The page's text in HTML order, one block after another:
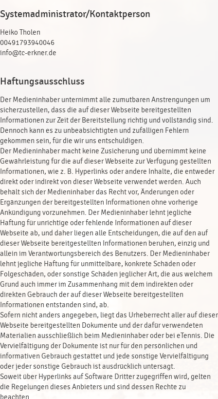
Systemadministrator/Kontaktperson
Heiko Tholen
00491793940046
info@tc-erkner.de
Haftungsausschluss
Der Medieninhaber unternimmt alle zumutbaren Anstrengungen um
sicherzustellen, dass die auf dieser Webseite bereitgestellten
Informationen zur Zeit der Bereitstellung richtig und vollständig sind.
Dennoch kann es zu unbeabsichtigten und zufälligen Fehlern
gekommen sein, für die wir uns entschuldigen.
Der Medieninhaber macht keine Zusicherung und übernimmt keine
Gewährleistung für die auf dieser Webseite zur Verfügung gestellten
Informationen, wie z. B. Hyperlinks oder andere Inhalte, die entweder
direkt oder indirekt von dieser Webseite verwendet werden. Auch
behält sich der Medieninhaber das Recht vor, Änderungen oder
Ergänzungen der bereitgestellten Informationen ohne vorherige
Ankündigung vorzunehmen. Der Medieninhaber lehnt jegliche
Haftung für unrichtige oder fehlende Informationen auf dieser
Webseite ab, und daher liegen alle Entscheidungen, die auf den auf
dieser Webseite bereitgestellten Informationen beruhen, einzig und
allein im Verantwortungsbereich des Benutzers. Der Medieninhaber
lehnt jegliche Haftung für unmittelbare, konkrete Schäden oder
Folgeschäden, oder sonstige Schäden jeglicher Art, die aus welchem
Grund auch immer im Zusammenhang mit dem indirekten oder
direkten Gebrauch der auf dieser Webseite bereitgestellten
Informationen entstanden sind, ab.
Sofern nicht anders angegeben, liegt das Urheberrecht aller auf dieser
Webseite bereitgestellten Dokumente und der dafür verwendeten
Materialien ausschließlich beim Medieninhaber oder bei eTennis. Die
Vervielfältigung der Dokumente ist nur für den persönlichen und
informativen Gebrauch gestattet und jede sonstige Vervielfältigung
oder jeder sonstige Gebrauch ist ausdrücklich untersagt.
Soweit über Hyperlinks auf Software Dritter zugegriffen wird, gelten
die Regelungen dieses Anbieters und sind dessen Rechte zu
beachten.